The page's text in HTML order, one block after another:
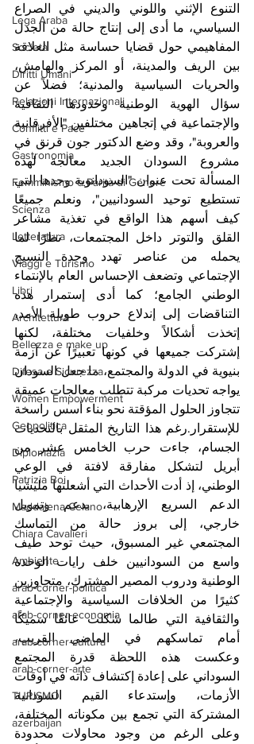
Lega Araba
Società
Diritti Umani
Relazioni Internazionali
Conflitti e Pace
Gastronomia
Femminismo e Parità di Genere
Scienza
Letteratura
Viaggi e Turismo
Libri
Architettura
Bellezza e make up
Difesa e Sicurezza
Women Empowerment
Geopolitica
Diplomazia
Patrizia Boi
Maddalena Celano
Chiara Cavalieri
Ambiente
arab-corner-politica
arab-corner-economia
arab-corner-cultura
arab-corner-arte
TURISMO
azerbaijan
السياسي، ما أدى إلى إنتاج حالة من الجدل
المفاهيمي حول قضايا حساسة مثل العلاقة
سؤال الهوية الوطنية وحدودها الثقافية
والإجتماعية في إتجاهين مختلفين "الأفرقانية
مشروع السودان الجديد معالجة لهذه
المسألة تحت عنوان "السودانوية وحدها التي
القلق والتوتر داخل المجتمعات، نظرًا لما
يحمله من عناصر تهدد وحدة النسيج
الوطني الجامع؛ كما أدى إستمرار هذه
التناقضات إلى إندلاع حروب طويلة الأمد،
إشتركت جميعها في كونها تعبيرًا عن أزمة
بنيوية في الدولة والمجتمع، ما جعل السودان
للإستقرار.​رغم هذا التاريخ المثقل بالتحديات
الجسام، جاءت حرب الخامس عشر من
الوطني، إذ أدت الأحداث التي أشعلتها مليشيا
الدعم السريع الإرهابية، بدعم وتمويل
واسع من السودانيين خلف رايات الوحدة
والثقافية التي طالما شكلت عائقًا سميكًا
أمام تماسكهم في الماضي القريب،
السوداني على إعادة إكتشاف ذاته في أوقات
الأزمات، وإستدعاء القيم السودانية